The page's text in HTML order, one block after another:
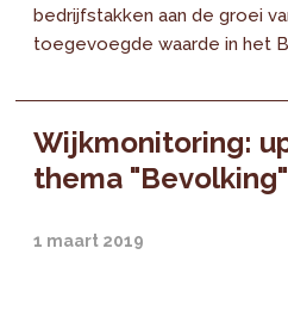
bedrijfstakken aan de groei
toegevoegde waarde in het
Wijkmonitoring:
thema "Bevolking"
1 maart 2019